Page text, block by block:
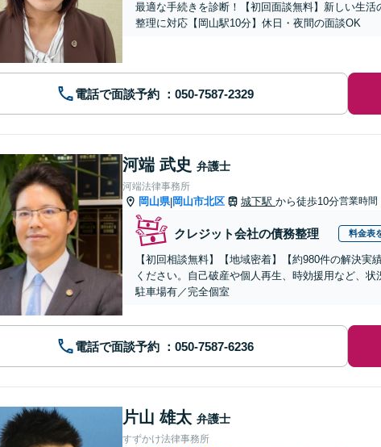
最適な手続きを診断！【初回面談無料】新しい生
整理に対応【岡山駅10分】休日・夜間の面談OK
電話で面談予約
河端 武史 弁護士
河端法律事務所
岡山県|岡山市北区 城下駅 から徒歩10分営業時間
クレジット会社の債務整理 料金表
【初回相談無料】【地域密着】【約980件の解決
ください。自己破産や個人再生、時効援用など、
駐車場有／完全個室
電話で面談予約
片山 雄太 弁護士
すずかけ法律事務所